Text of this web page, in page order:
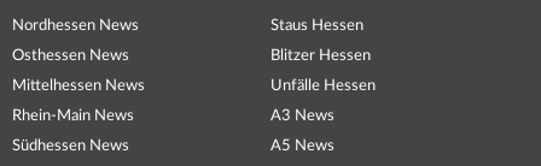
Nordhessen News
Osthessen News
Mittelhessen News
Rhein-Main News
Südhessen News
Staus Hessen
Blitzer Hessen
Unfälle Hessen
A3 News
A5 News